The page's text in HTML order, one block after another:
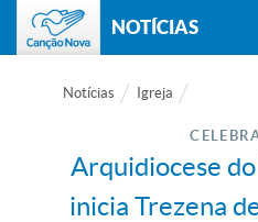
NOTÍCIAS
Notícias Igreja
Arquidiocese
inicia Trezena